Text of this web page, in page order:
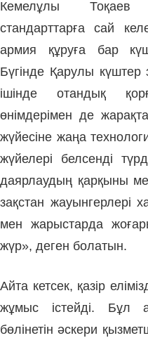
Кемелұлы Тоқаев
стандарттарға сай
армия құруға бар
Бүгінде Қарулы
ішінде отандық
өнімдерімен де
жүйесіне жаңа
жүйелері белсенді
даярлаудың қар­қыны
зақстан жауынгер­лері
мен жа­рыс­тарда
жүр», деген болатын.
Айта кетсек, қазір
жұмыс істейді. Бұл
бөлінетін әс­кери